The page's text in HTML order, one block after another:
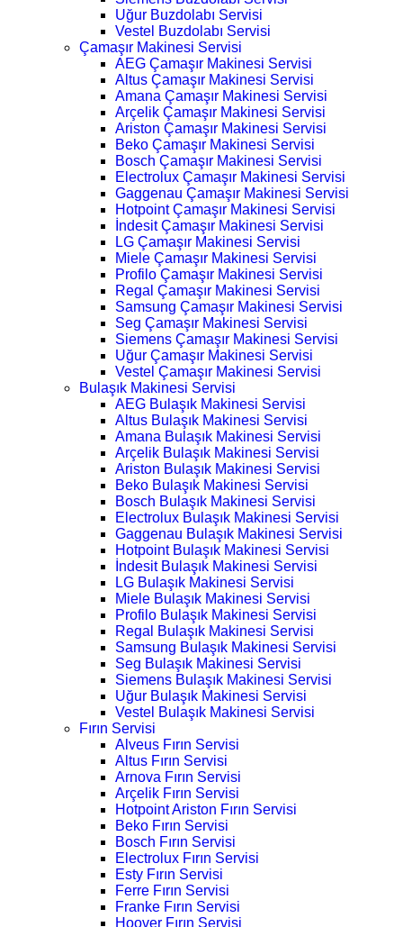
Uğur Buzdolabı Servisi
Vestel Buzdolabı Servisi
Çamaşır Makinesi Servisi
AEG Çamaşır Makinesi Servisi
Altus Çamaşır Makinesi Servisi
Amana Çamaşır Makinesi Servisi
Arçelik Çamaşır Makinesi Servisi
Ariston Çamaşır Makinesi Servisi
Beko Çamaşır Makinesi Servisi
Bosch Çamaşır Makinesi Servisi
Electrolux Çamaşır Makinesi Servisi
Gaggenau Çamaşır Makinesi Servisi
Hotpoint Çamaşır Makinesi Servisi
İndesit Çamaşır Makinesi Servisi
LG Çamaşır Makinesi Servisi
Miele Çamaşır Makinesi Servisi
Profilo Çamaşır Makinesi Servisi
Regal Çamaşır Makinesi Servisi
Samsung Çamaşır Makinesi Servisi
Seg Çamaşır Makinesi Servisi
Siemens Çamaşır Makinesi Servisi
Uğur Çamaşır Makinesi Servisi
Vestel Çamaşır Makinesi Servisi
Bulaşık Makinesi Servisi
AEG Bulaşık Makinesi Servisi
Altus Bulaşık Makinesi Servisi
Amana Bulaşık Makinesi Servisi
Arçelik Bulaşık Makinesi Servisi
Ariston Bulaşık Makinesi Servisi
Beko Bulaşık Makinesi Servisi
Bosch Bulaşık Makinesi Servisi
Electrolux Bulaşık Makinesi Servisi
Gaggenau Bulaşık Makinesi Servisi
Hotpoint Bulaşık Makinesi Servisi
İndesit Bulaşık Makinesi Servisi
LG Bulaşık Makinesi Servisi
Miele Bulaşık Makinesi Servisi
Profilo Bulaşık Makinesi Servisi
Regal Bulaşık Makinesi Servisi
Samsung Bulaşık Makinesi Servisi
Seg Bulaşık Makinesi Servisi
Siemens Bulaşık Makinesi Servisi
Uğur Bulaşık Makinesi Servisi
Vestel Bulaşık Makinesi Servisi
Fırın Servisi
Alveus Fırın Servisi
Altus Fırın Servisi
Arnova Fırın Servisi
Arçelik Fırın Servisi
Hotpoint Ariston Fırın Servisi
Beko Fırın Servisi
Bosch Fırın Servisi
Electrolux Fırın Servisi
Esty Fırın Servisi
Ferre Fırın Servisi
Franke Fırın Servisi
Hoover Fırın Servisi